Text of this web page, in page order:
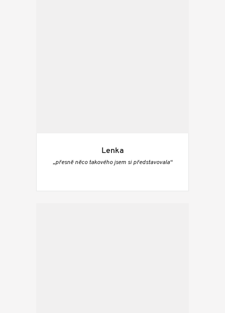
Lenka
„přesně něco takového jsem si představovala“